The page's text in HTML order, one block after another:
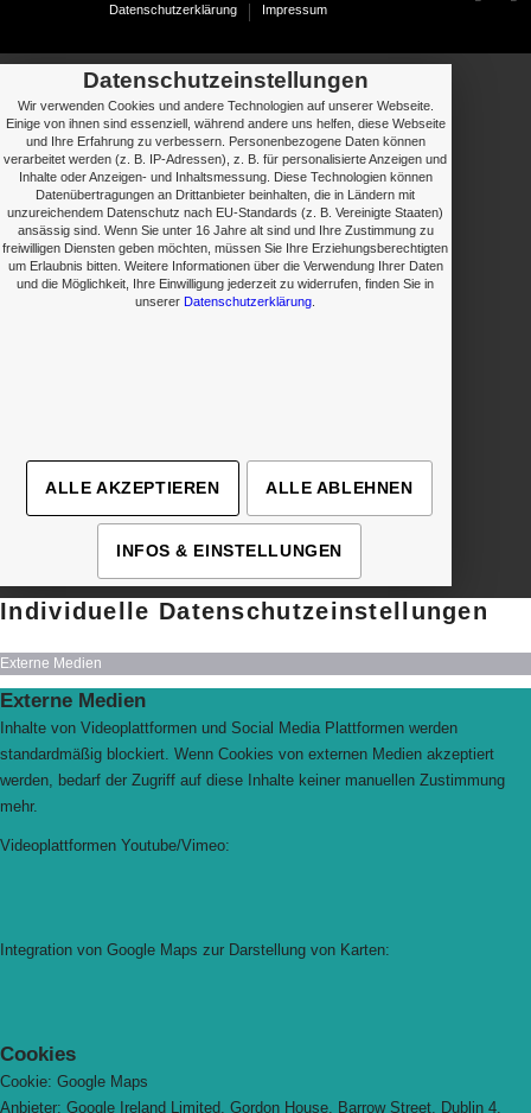
Datenschutzerklärung Impressum
Datenschutzeinstellungen
Wir verwenden Cookies und andere Technologien auf unserer Webseite.
Einige von ihnen sind essenziell, während andere uns helfen, diese Webseite
und Ihre Erfahrung zu verbessern. Personenbezogene Daten können
verarbeitet werden (z. B. IP-Adressen), z. B. für personalisierte Anzeigen und
Inhalte oder Anzeigen- und Inhaltsmessung. Diese Technologien können
Datenübertragungen an Drittanbieter beinhalten, die in Ländern mit
unzureichendem Datenschutz nach EU-Standards (z. B. Vereinigte Staaten)
ansässig sind. Wenn Sie unter 16 Jahre alt sind und Ihre Zustimmung zu
freiwilligen Diensten geben möchten, müssen Sie Ihre Erziehungsberechtigten
um Erlaubnis bitten. Weitere Informationen über die Verwendung Ihrer Daten
und die Möglichkeit, Ihre Einwilligung jederzeit zu widerrufen, finden Sie in
unsererDatenschutzerklärung
ALLE AKZEPTIEREN ALLE ABLEHNEN
INFOS & EINSTELLUNGEN
Individuelle Datenschutzeinstellungen
Externe Medien
Externe Medien
Inhalte von Videoplattformen und Social Media Plattformen werden
standardmäßig blockiert. Wenn Cookies von externen Medien akzeptiert
werden, bedarf der Zugriff auf diese Inhalte keiner manuellen Zustimmung
mehr.
Videoplattformen Youtube/Vimeo:
Integration von Google Maps zur Darstellung von Karten:
Cookies
Cookie: Google Maps
Anbieter: Google Ireland Limited, Gordon House, Barrow Street, Dublin 4,